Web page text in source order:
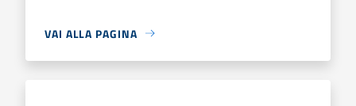
VAI ALLA PAGINA